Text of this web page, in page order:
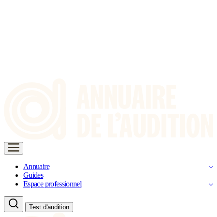
Annuaire
Guides
Espace professionnel
Test d'audition